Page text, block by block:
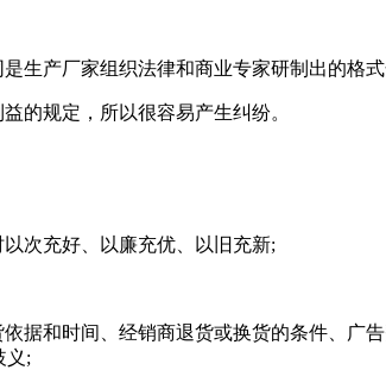
生产厂家组织法律和商业专家研制出的格式
的规定，所以很容易产生纠纷。
次充好、以廉充优、以旧充新;
据和时间、经销商退货或换货的条件、广
义;